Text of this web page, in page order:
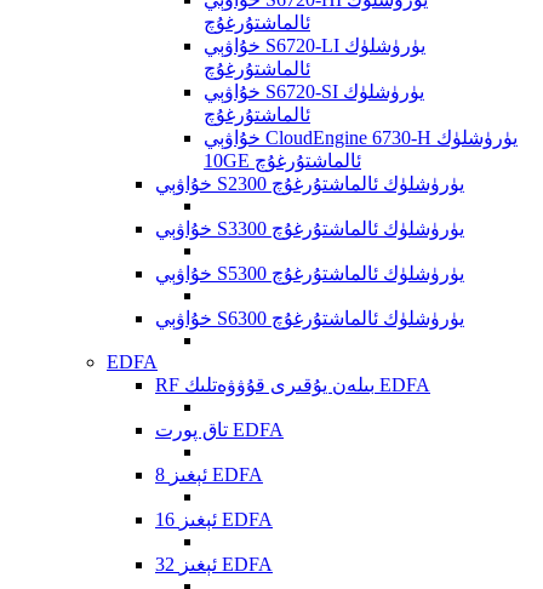
ئالماشتۇرغۇچ
خۇاۋېي S6720-LI يۈرۈشلۈك
ئالماشتۇرغۇچ
خۇاۋېي S6720-SI يۈرۈشلۈك
ئالماشتۇرغۇچ
خۇاۋېي CloudEngine 6730-H يۈرۈشلۈك
10GE ئالماشتۇرغۇچ
خۇاۋېي S2300 يۈرۈشلۈك ئالماشتۇرغۇچ
خۇاۋېي S3300 يۈرۈشلۈك ئالماشتۇرغۇچ
خۇاۋېي S5300 يۈرۈشلۈك ئالماشتۇرغۇچ
خۇاۋېي S6300 يۈرۈشلۈك ئالماشتۇرغۇچ
EDFA
RF بىلەن يۇقىرى قۇۋۋەتلىك EDFA
تاق پورت EDFA
8 ئېغىز EDFA
16 ئېغىز EDFA
32 ئېغىز EDFA